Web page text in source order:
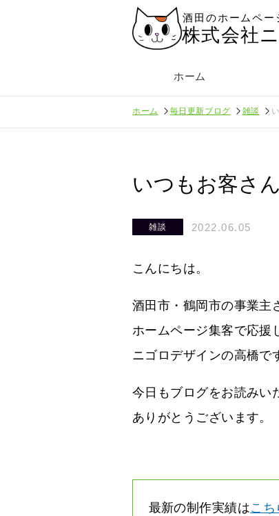
酒田のホームペー
株式会社
ホーム
ホーム 毎日更新ブログ 雑談
いつもお客さ
雑談 2022.06.05
こんにちは。
酒田市・鶴岡市の事業主
ホームページ集客で応援
ニゴロデザインの高橋で
今日もブログをお読みい
ありがとうございます。
最新の制作実績はこち